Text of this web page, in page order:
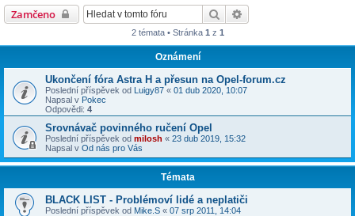
Zamčeno Hledat
2 témata • Stránka 1 z 1
Oznámení
Ukončení fóra Astra H a přesun na Opel-forum.cz
Poslední příspěvek od Luigy87 « 01 dub 2020, 10:07
Napsal v Pokec
Odpovědi: 4
Srovnávač povinného ručení Opel
Poslední příspěvek od milosh « 23 dub 2019, 15:32
Napsal v Od nás pro Vás
Témata
BLACK LIST - Problémoví lidé a neplatiči
Poslední příspěvek od Mike.S « 07 srp 2011, 14:04